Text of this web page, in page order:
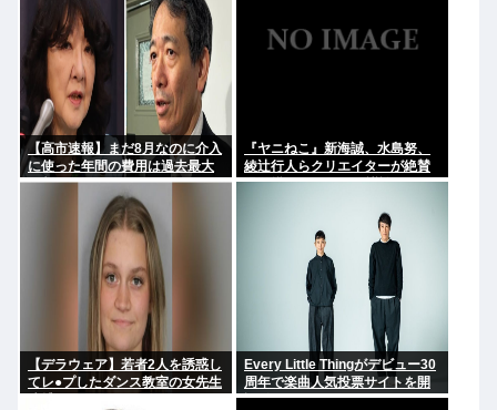
【高市速報】まだ8月なのに介入
に使った年間の費用は過去最大
と判明
『ヤニねこ』新海誠、水島努、
綾辻行人らクリエイターが絶賛
過激描写はBPOでも議論に
【デラウェア】若者2人を誘惑し
てレ●プしたダンス教室の女先生
Every Little Thingがデビュー30
周年で楽曲人気投票サイトを開
設 俺はもちろんFace the